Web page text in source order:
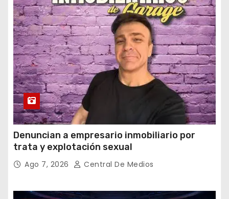
Denuncian a empresario inmobiliario por
trata y explotación sexual
Ago 7, 2026 Central De Medios